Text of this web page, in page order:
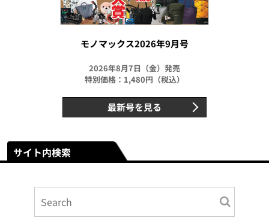
モノマックス2026年9月号
2026年8月7日（金）発売
特別価格：1,480円（税込）
最新号を見る
サイト内検索